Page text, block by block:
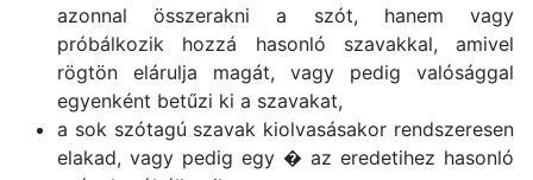
azonnal összerakni a szót, hanem vagy
próbálkozik hozzá hasonló szavakkal, amivel
rögtön elárulja magát, vagy pedig valósággal
egyenként betűzi ki a szavakat,
a sok szótagú szavak kiolvasásakor rendszeresen
elakad, vagy pedig egy � az eredetihez hasonló